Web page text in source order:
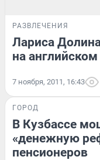
РАЗВЛЕЧЕНИЯ
Лариса
на
7 ноября, 2011, 16:43
ГОРОД
В Кузбассе
«денежную
пенсионеров